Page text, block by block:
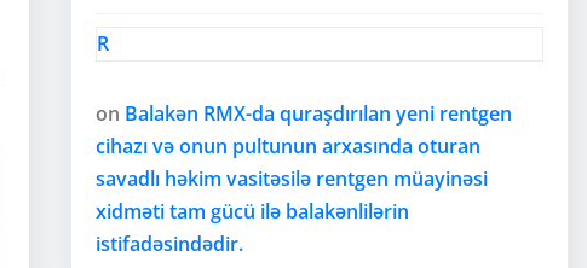
R
on Balakən RMX-da quraşdırılan yeni rentgen
cihazı və onun pultunun arxasında oturan
savadlı həkim vasitəsilə rentgen müayinəsi
xidməti tam gücü ilə balakənlilərin
istifadəsindədir.